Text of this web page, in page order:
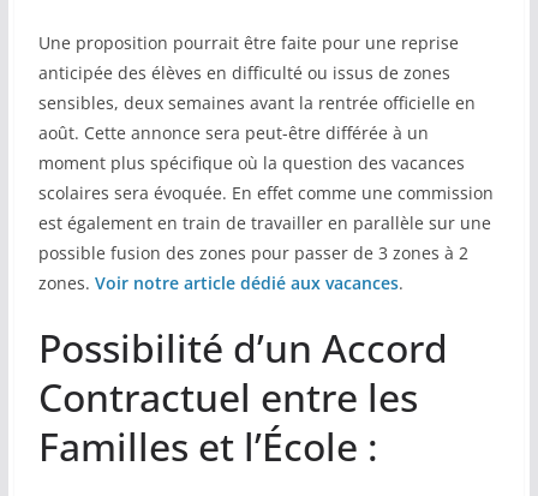
Une proposition pourrait être faite pour une reprise
anticipée des élèves en difficulté ou issus de zones
sensibles, deux semaines avant la rentrée officielle en
août. Cette annonce sera peut-être différée à un
moment plus spécifique où la question des vacances
scolaires sera évoquée. En effet comme une commission
est également en train de travailler en parallèle sur une
possible fusion des zones pour passer de 3 zones à 2
zones. Voir notre article dédié aux vacances.
Possibilité d’un Accord
Contractuel entre les
Familles et l’École :